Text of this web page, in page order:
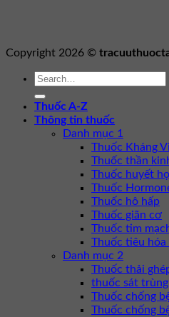
Copyright 2026 ©
Thuốc A-Z
Thông tin thuốc
Danh mục 1
Thuốc Kháng
Thuốc thần
Thuốc huyết
Thuốc
Thuốc hô hấp
Thuốc giãn cơ
Thuốc tim
Thuốc tiêu
Danh mục 2
Thuốc thải
thuốc sát trùng
Thuốc chống
Thuốc chống